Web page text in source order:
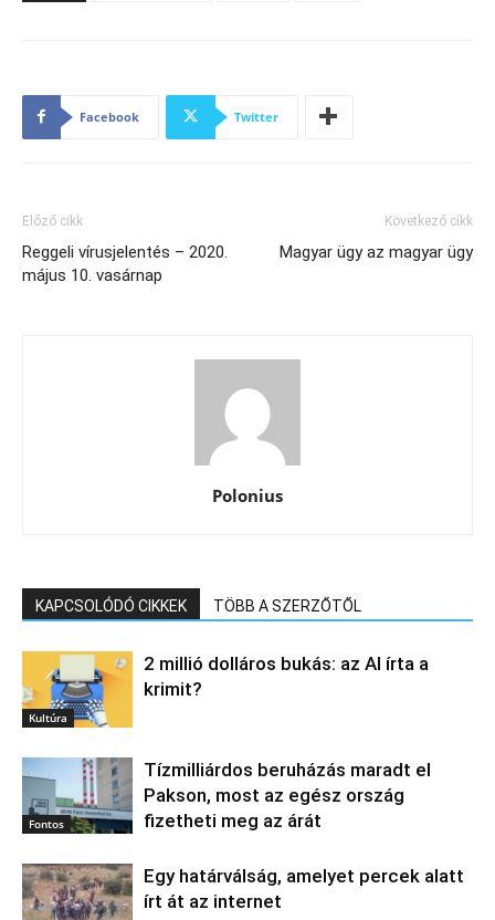
Facebook Twitter
Előző cikk
Reggeli vírusjelentés – 2020.
május 10. vasárnap
Következő cikk
Magyar ügy az magyar ügy
Polonius
KAPCSOLÓDÓ CIKKEK TÖBB A SZERZŐTŐL
Kultúra
2 millió dolláros bukás: az AI írta a
krimit?
Fontos
Tízmilliárdos beruházás maradt el
Pakson, most az egész ország
fizetheti meg az árát
Egy határválság, amelyet percek alatt
írt át az internet